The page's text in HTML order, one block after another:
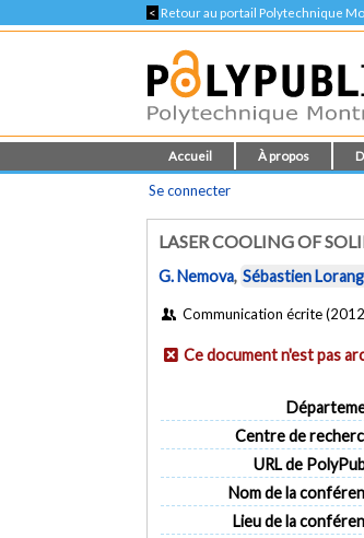
< Retour au portail Polytechnique
Accueil À propos
Se connecter
LASER COOLING OF
G. Nemova, Sébastien
Communication écrite
Ce document n'est pas
Centre de
URL de
Nom de la
Lieu de la